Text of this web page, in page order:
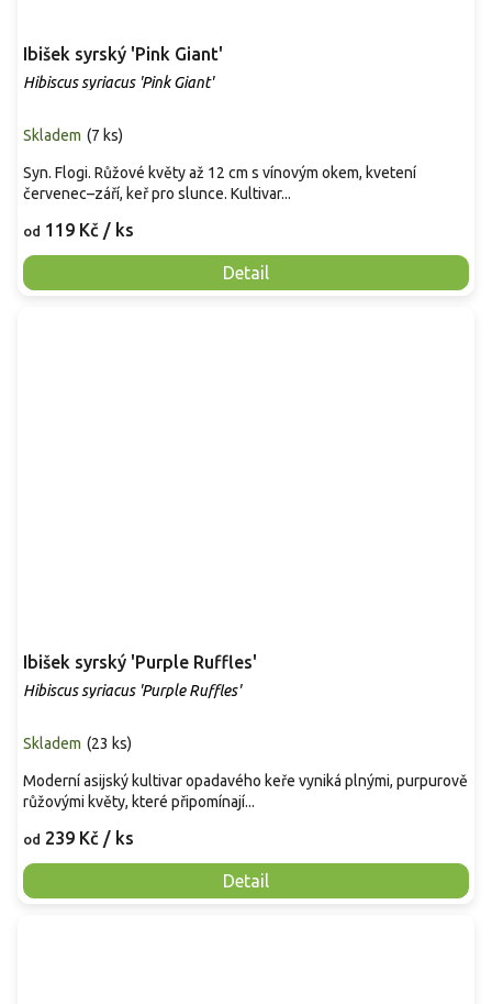
Ibišek syrský 'Pink Giant'
Hibiscus syriacus 'Pink Giant'
Skladem (7 ks)
od 119 Kč / ks
Detail
Syn. Flogi. Růžové květy až 12 cm s vínovým okem, kvetení
červenec–září, keř pro slunce. Kultivar...
Ibišek syrský 'Purple Ruffles'
Hibiscus syriacus 'Purple Ruffles'
Skladem (23 ks)
od 239 Kč / ks
Detail
Moderní asijský kultivar opadavého keře vyniká plnými, purpurově
růžovými květy, které připomínají...